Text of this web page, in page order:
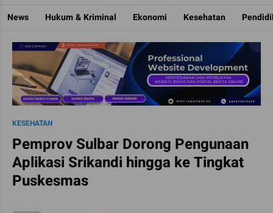
Reportase
Mengulas Fakta Di Balik Cerita
News Hukum & Kriminal Ekonomi Kesehatan
KESEHATAN
Pemprov Sulbar Dorong Pengunaan
Aplikasi Srikandi hingga ke Tingkat
Puskesmas